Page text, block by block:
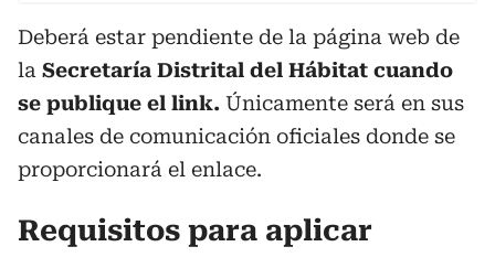
Deberá estar pendiente de la página web de
la Secretaría Distrital del Hábitat cuando
se publique el link. Únicamente será en sus
canales de comunicación oficiales donde se
proporcionará el enlace.
Requisitos para aplicar